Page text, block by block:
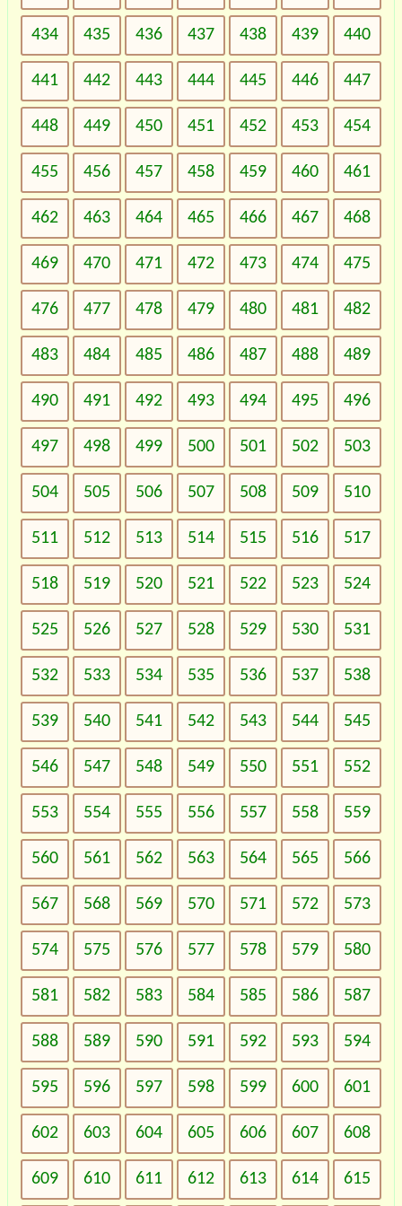
434 435 436 437 438 439 440
441 442 443 444 445 446 447
448 449 450 451 452 453 454
455 456 457 458 459 460 461
462 463 464 465 466 467 468
469 470 471 472 473 474 475
476 477 478 479 480 481 482
483 484 485 486 487 488 489
490 491 492 493 494 495 496
497 498 499 500 501 502 503
504 505 506 507 508 509 510
511 512 513 514 515 516 517
518 519 520 521 522 523 524
525 526 527 528 529 530 531
532 533 534 535 536 537 538
539 540 541 542 543 544 545
546 547 548 549 550 551 552
553 554 555 556 557 558 559
560 561 562 563 564 565 566
567 568 569 570 571 572 573
574 575 576 577 578 579 580
581 582 583 584 585 586 587
588 589 590 591 592 593 594
595 596 597 598 599 600 601
602 603 604 605 606 607 608
609 610 611 612 613 614 615